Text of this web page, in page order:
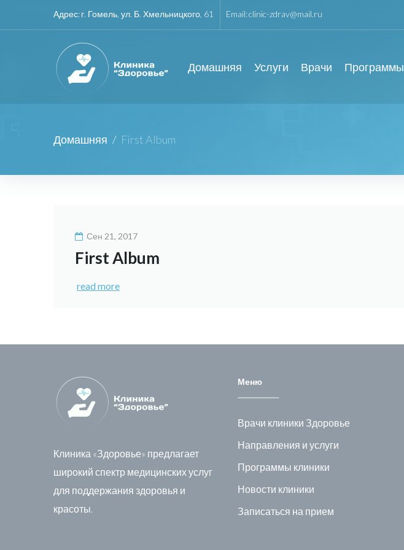
Адрес:г. Гомель, ул. Б. Хмельницкого, 61 Email:clinic-zdrav@mail.ru
Домашняя Услуги Врачи Программы
Домашняя / First Album
Сен 21, 2017
First Album
read more
Клиника «Здоровье» предлагает
широкий спектр медицинских услуг
для поддержания здоровья и
красоты.
Меню
Врачи клиники Здоровье
Направления и услуги
Программы клиники
Новости клиники
Записаться на прием